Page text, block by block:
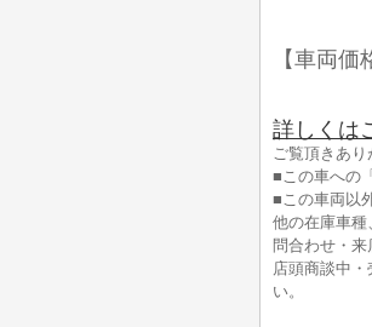
【車両価
詳しくは
ご覧頂きあり
■この車への
■この車両以
他の在庫車種
問合わせ・来
店頭商談中
い。